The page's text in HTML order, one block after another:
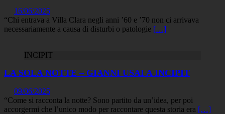
16/06/2025
“Chi entrava a Villa Clara negli anni ’60 e ’70 non ci arrivava
necessariamente a causa di disturbi o patologie […]
INCIPIT
LA SOLA NOTTE – GIANNI USAI A INCIPIT
09/06/2025
“Come si racconta la notte? Sono partito da un’idea, per poi
accorgermi che l’unico modo per raccontare questa storia era […]